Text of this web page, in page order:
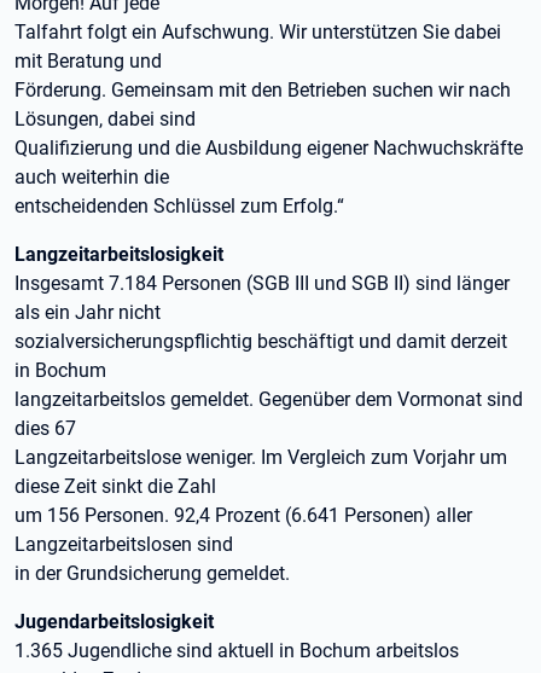
Talfahrt folgt ein Aufschwung. Wir unterstützen Sie dabei
mit Beratung und
Förderung. Gemeinsam mit den Betrieben suchen wir nach
Lösungen, dabei sind
Qualifizierung und die Ausbildung eigener Nachwuchskräfte
auch weiterhin die
entscheidenden Schlüssel zum Erfolg.“
Langzeitarbeitslosigkeit
Insgesamt 7.184 Personen (SGB III und SGB II) sind länger
als ein Jahr nicht
sozialversicherungspflichtig beschäftigt und damit derzeit
in Bochum
langzeitarbeitslos gemeldet. Gegenüber dem Vormonat sind
dies 67
Langzeitarbeitslose weniger. Im Vergleich zum Vorjahr um
diese Zeit sinkt die Zahl
um 156 Personen. 92,4 Prozent (6.641 Personen) aller
Langzeitarbeitslosen sind
in der Grundsicherung gemeldet.
Jugendarbeitslosigkeit
1.365 Jugendliche sind aktuell in Bochum arbeitslos